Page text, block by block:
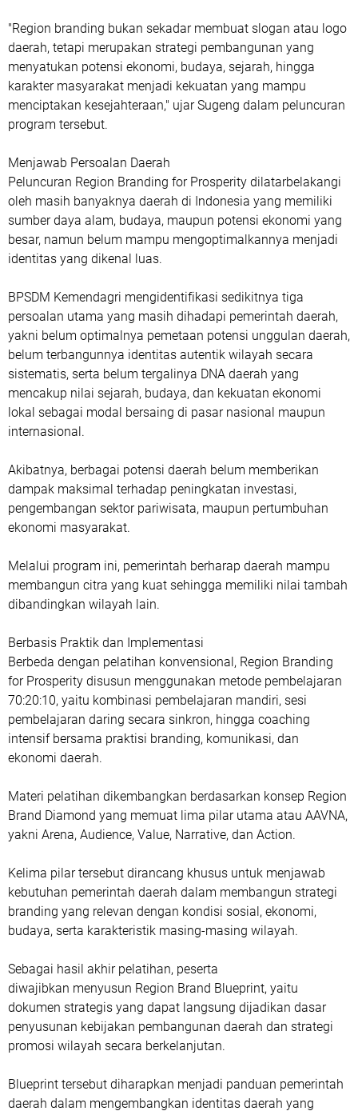
"Region branding bukan sekadar membuat slogan atau logo
daerah, tetapi merupakan strategi pembangunan yang
menyatukan potensi ekonomi, budaya, sejarah, hingga
karakter masyarakat menjadi kekuatan yang mampu
menciptakan kesejahteraan," ujar Sugeng dalam peluncuran
program tersebut.
Menjawab Persoalan Daerah
‎Peluncuran Region Branding for Prosperity dilatarbelakangi
oleh masih banyaknya daerah di Indonesia yang memiliki
sumber daya alam, budaya, maupun potensi ekonomi yang
besar, namun belum mampu mengoptimalkannya menjadi
identitas yang dikenal luas.
BPSDM Kemendagri mengidentifikasi sedikitnya tiga
persoalan utama yang masih dihadapi pemerintah daerah,
yakni belum optimalnya pemetaan potensi unggulan daerah,
belum terbangunnya identitas autentik wilayah secara
sistematis, serta belum tergalinya DNA daerah yang
mencakup nilai sejarah, budaya, dan kekuatan ekonomi
lokal sebagai modal bersaing di pasar nasional maupun
internasional.
Akibatnya, berbagai potensi daerah belum memberikan
dampak maksimal terhadap peningkatan investasi,
pengembangan sektor pariwisata, maupun pertumbuhan
ekonomi masyarakat.
Melalui program ini, pemerintah berharap daerah mampu
membangun citra yang kuat sehingga memiliki nilai tambah
dibandingkan wilayah lain.
Berbasis Praktik dan Implementasi
‎Berbeda dengan pelatihan konvensional, Region Branding
for Prosperity disusun menggunakan metode pembelajaran
70:20:10, yaitu kombinasi pembelajaran mandiri, sesi
pembelajaran daring secara sinkron, hingga coaching
intensif bersama praktisi branding, komunikasi, dan
ekonomi daerah.
Materi pelatihan dikembangkan berdasarkan konsep Region
Brand Diamond yang memuat lima pilar utama atau AAVNA,
yakni Arena, Audience, Value, Narrative, dan Action.
Kelima pilar tersebut dirancang khusus untuk menjawab
kebutuhan pemerintah daerah dalam membangun strategi
branding yang relevan dengan kondisi sosial, ekonomi,
budaya, serta karakteristik masing-masing wilayah.
Sebagai hasil akhir pelatihan, peserta
‎diwajibkan menyusun Region Brand Blueprint, yaitu
dokumen strategis yang dapat langsung dijadikan dasar
penyusunan kebijakan pembangunan daerah dan strategi
promosi wilayah secara berkelanjutan.
Blueprint tersebut diharapkan menjadi panduan pemerintah
daerah dalam mengembangkan identitas daerah yang